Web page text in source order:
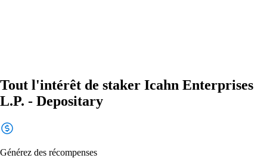
Tout l'intérêt de staker Icahn Enterprises
L.P. - Depositary
Générez des récompenses